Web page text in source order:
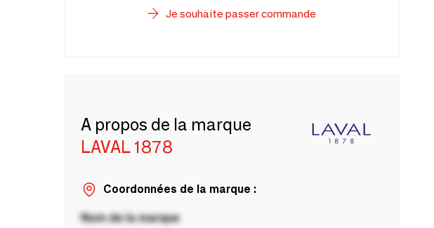
Je souhaite passer commande
A propos de la marque
LAVAL 1878
Coordonnées de la marque :
Nom de la marque